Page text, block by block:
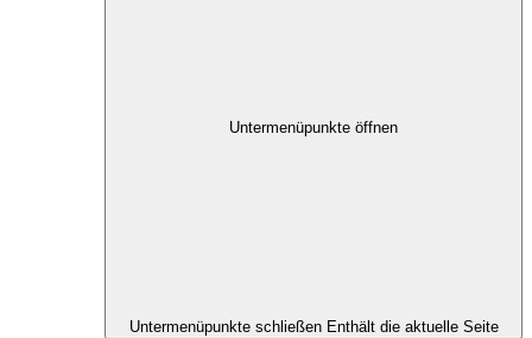
Untermenüpunkte öffnen
Untermenüpunkte schließen Enthält die aktuelle Seite